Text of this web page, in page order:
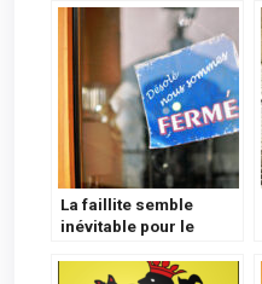
La faillite semble
inévitable pour le